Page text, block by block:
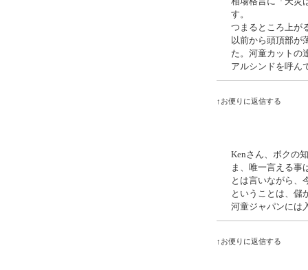
す。
つまるところ上が
以前から頭頂部が
た。河童カットの
アルシンドを呼ん
↑お便りに返信する
Kenさん、ボクの
ま、唯一言える事
とは言いながら、
ということは、儲
河童ジャパンには
↑お便りに返信する